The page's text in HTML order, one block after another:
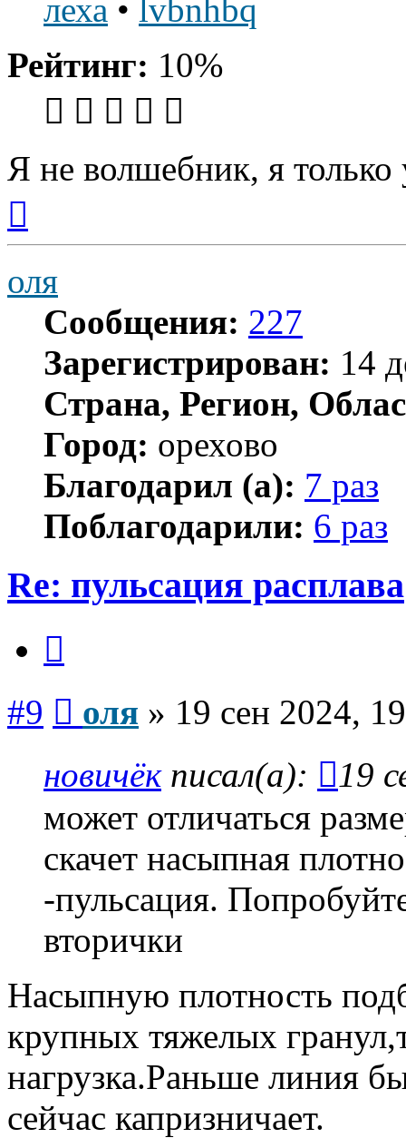
леха • lvbnhbq
Рейтинг: 10%
Я не волшебник, я только
началу
оля
Сообщения: 227
Зарегистрирован: 14
Страна, Регион,
Город: орехово
Благодарил (а): 7 раз
Поблагодарили: 6 раз
Re: пульсация расплава
#9 оля » 19 сен 2024,
новичёкписал(а):
19
может отличаться
скачет насыпная
-пульсация.
вторички
Насыпную плотность
крупных тяжелых
нагрузка.Раньше линия
сейчас капризничает.